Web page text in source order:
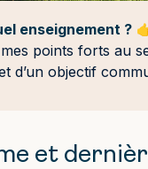
enseignement ?
points forts au
d’un objectif
et